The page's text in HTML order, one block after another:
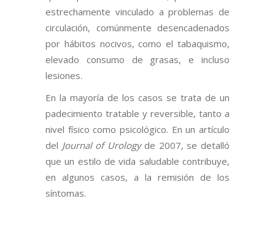
estrechamente vinculado a problemas de
circulación, comúnmente desencadenados
por hábitos nocivos, como el tabaquismo,
elevado consumo de grasas, e incluso
lesiones.
En la mayoría de los casos se trata de un
padecimiento tratable y reversible, tanto a
nivel físico como psicológico. En un artículo
del Journal of Urologyde 2007, se detalló
que un estilo de vida saludable contribuye,
en algunos casos, a la remisión de los
síntomas.